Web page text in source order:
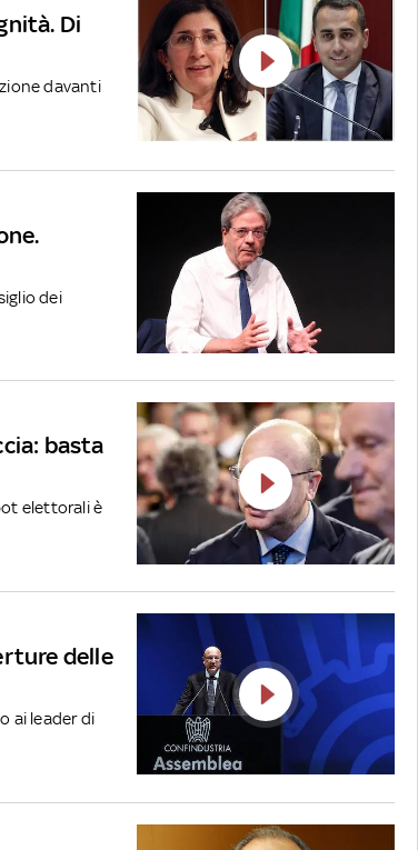
Di
davanti
dei
basta
elettorali è
delle
ai leader di